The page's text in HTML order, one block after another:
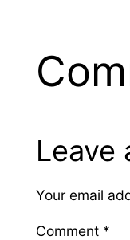
Leave
Your email
Comment *